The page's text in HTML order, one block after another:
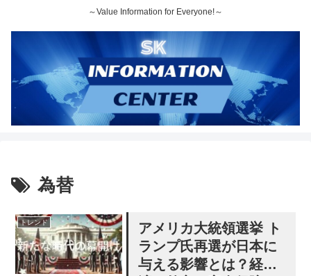
～Value Information for Everyone!～
為替
トレンド
アメリカ大統領選挙 ト
ランプ氏再選が日本に
与える影響とは？経